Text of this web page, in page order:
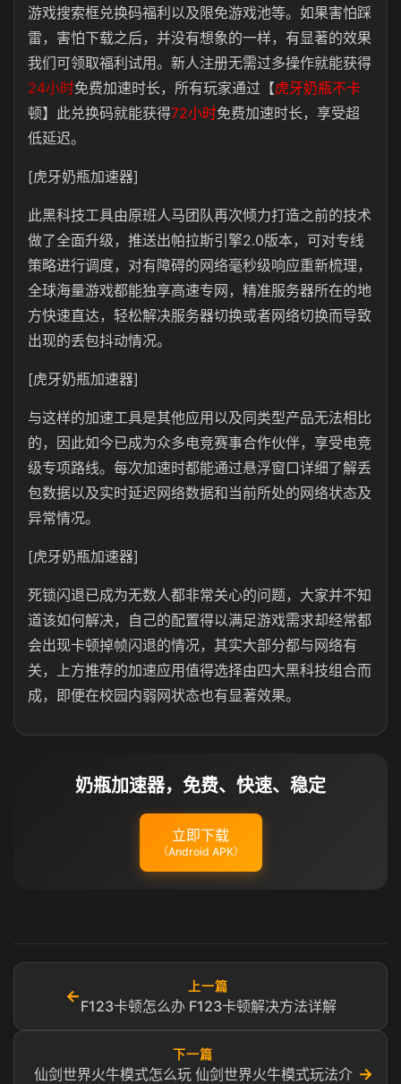
游戏搜索框兑换码福利以及限免游戏池等。如果害怕踩
雷，害怕下载之后，并没有想象的一样，有显著的效果
我们可领取福利试用。新人注册无需过多操作就能获得
24小时免费加速时长，所有玩家通过【虎牙奶瓶不卡
顿】此兑换码就能获得72小时免费加速时长，享受超
低延迟。
[虎牙奶瓶加速器]
此黑科技工具由原班人马团队再次倾力打造之前的技术
做了全面升级，推送出帕拉斯引擎2.0版本，可对专线
策略进行调度，对有障碍的网络毫秒级响应重新梳理，
全球海量游戏都能独享高速专网，精准服务器所在的地
方快速直达，轻松解决服务器切换或者网络切换而导致
出现的丢包抖动情况。
[虎牙奶瓶加速器]
与这样的加速工具是其他应用以及同类型产品无法相比
的，因此如今已成为众多电竞赛事合作伙伴，享受电竞
级专项路线。每次加速时都能通过悬浮窗口详细了解丢
包数据以及实时延迟网络数据和当前所处的网络状态及
异常情况。
[虎牙奶瓶加速器]
死锁闪退已成为无数人都非常关心的问题，大家并不知
道该如何解决，自己的配置得以满足游戏需求却经常都
会出现卡顿掉帧闪退的情况，其实大部分都与网络有
关，上方推荐的加速应用值得选择由四大黑科技组合而
成，即便在校园内弱网状态也有显著效果。
奶瓶加速器，免费、快速、稳定
立即下载
（Android APK）
←
上一篇
F123卡顿怎么办 F123卡顿解决方法详解
下一篇
仙剑世界火牛模式怎么玩 仙剑世界火牛模式玩法介 →